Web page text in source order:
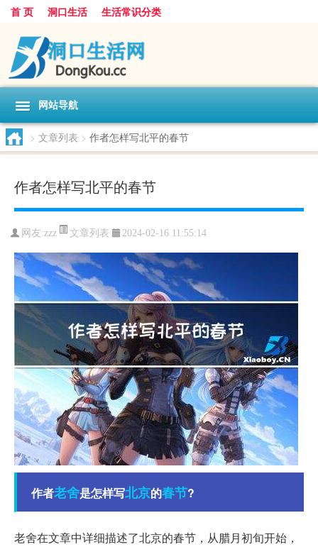
首 页 洞口生活 生活常识分类
网站导航
> 文章列表 > 作者怎样写北平的春节
作者怎样写北平的春节
网友:zzz 文章列表 2024-02-16 11:55:14
作者老舍是怎样写北京的春节?
老舍在文章中详细描述了北京的春节，从腊月初旬开始，